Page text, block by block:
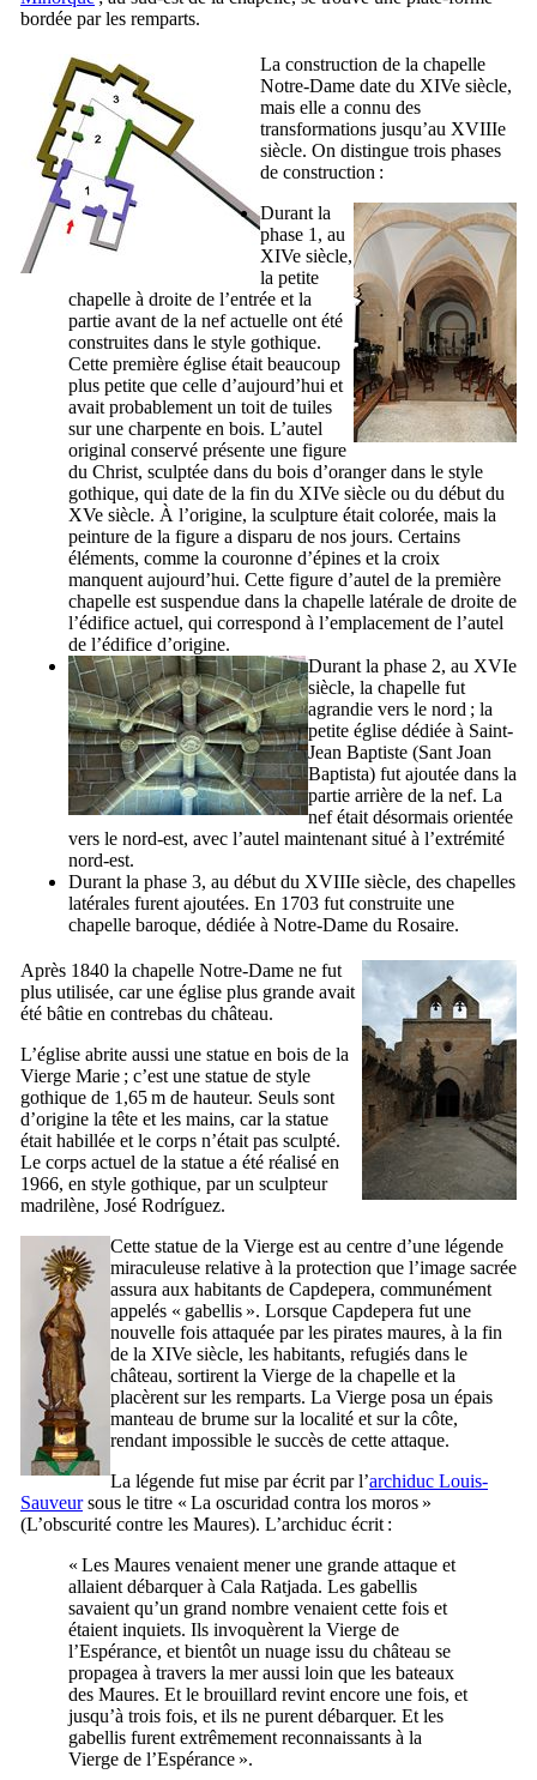
bordée par les remparts.
La construction de la chapelle
Notre-Dame date du XIVe siècle,
mais elle a connu des
transformations jusqu’au XVIIIe
siècle. On distingue trois phases
de construction :
Durant la
phase 1, au
XIVe siècle,
la petite
chapelle à droite de l’entrée et la
partie avant de la nef actuelle ont été
construites dans le style gothique.
Cette première église était beaucoup
plus petite que celle d’aujourd’hui et
avait probablement un toit de tuiles
sur une charpente en bois. L’autel
original conservé présente une figure
du Christ, sculptée dans du bois d’oranger dans le style
gothique, qui date de la fin du XIVe siècle ou du début du
XVe siècle. À l’origine, la sculpture était colorée, mais la
peinture de la figure a disparu de nos jours. Certains
éléments, comme la couronne d’épines et la croix
manquent aujourd’hui. Cette figure d’autel de la première
chapelle est suspendue dans la chapelle latérale de droite de
l’édifice actuel, qui correspond à l’emplacement de l’autel
de l’édifice d’origine.
Durant la phase 2, au XVIe
siècle, la chapelle fut
agrandie vers le nord ; la
petite église dédiée à Saint-
Jean Baptiste (Sant Joan
Baptista) fut ajoutée dans la
partie arrière de la nef. La
nef était désormais orientée
vers le nord-est, avec l’autel maintenant situé à l’extrémité
nord-est.
Durant la phase 3, au début du XVIIIe siècle, des chapelles
latérales furent ajoutées. En 1703 fut construite une
chapelle baroque, dédiée à Notre-Dame du Rosaire.
Après 1840 la chapelle Notre-Dame ne fut
plus utilisée, car une église plus grande avait
été bâtie en contrebas du château.
L’église abrite aussi une statue en bois de la
Vierge Marie ; c’est une statue de style
gothique de 1,65 m de hauteur. Seuls sont
d’origine la tête et les mains, car la statue
était habillée et le corps n’était pas sculpté.
Le corps actuel de la statue a été réalisé en
1966, en style gothique, par un sculpteur
madrilène, José Rodríguez.
Cette statue de la Vierge est au centre d’une légende
miraculeuse relative à la protection que l’image sacrée
assura aux habitants de Capdepera, communément
appelés « gabellis ». Lorsque Capdepera fut une
nouvelle fois attaquée par les pirates maures, à la fin
de la XIVe siècle, les habitants, refugiés dans le
château, sortirent la Vierge de la chapelle et la
placèrent sur les remparts. La Vierge posa un épais
manteau de brume sur la localité et sur la côte,
rendant impossible le succès de cette attaque.
La légende fut mise par écrit par l’archiduc Louis-
Sauveursous le titre « La oscuridad contra los moros »
(L’obscurité contre les Maures). L’archiduc écrit :
« Les Maures venaient mener une grande attaque et
allaient débarquer à Cala Ratjada. Les gabellis
savaient qu’un grand nombre venaient cette fois et
étaient inquiets. Ils invoquèrent la Vierge de
l’Espérance, et bientôt un nuage issu du château se
propagea à travers la mer aussi loin que les bateaux
des Maures. Et le brouillard revint encore une fois, et
jusqu’à trois fois, et ils ne purent débarquer. Et les
gabellis furent extrêmement reconnaissants à la
Vierge de l’Espérance ».